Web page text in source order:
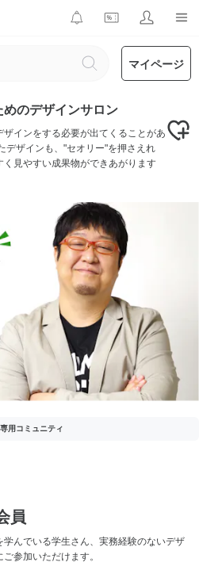
マイページ
のデザインサロン
インをする必要が出てくることがあ
デザインも、"セオリー"を押さえれ
見やすい成果物ができあがります
用コミュニティ
員
んでいる学生さん、実務経験のないデザ
参加いただけます。